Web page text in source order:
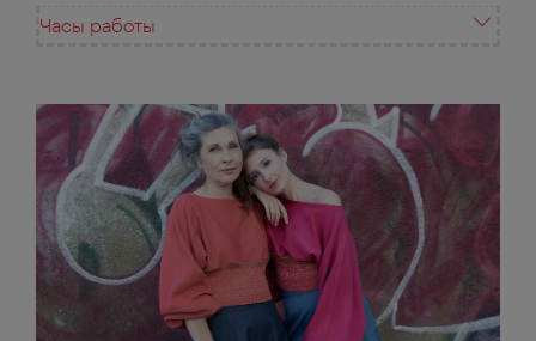
Часы работы